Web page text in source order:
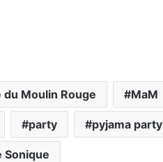
du Moulin Rouge MaM
party pyjama party
Sonique